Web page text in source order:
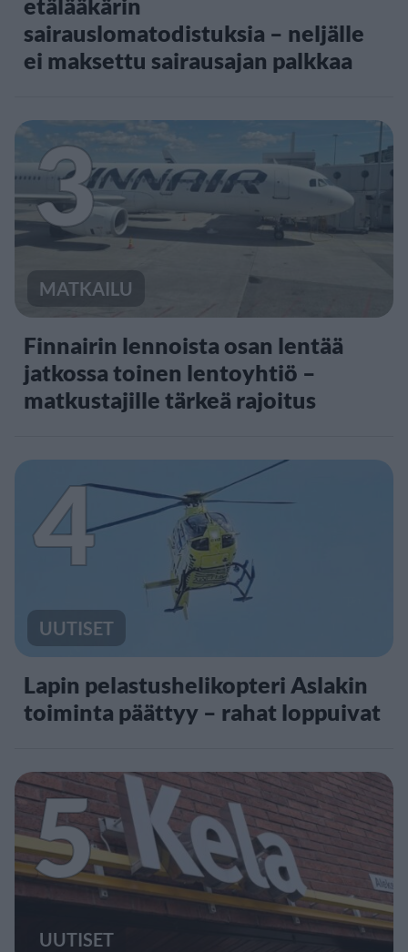
etälääkärin
sairauslomatodistuksia – neljälle
ei maksettu sairausajan palkkaa
3
MATKAILU
Finnairin lennoista osan lentää
jatkossa toinen lentoyhtiö –
matkustajille tärkeä rajoitus
4
UUTISET
Lapin pelastushelikopteri Aslakin
toiminta päättyy – rahat loppuivat
5
UUTISET